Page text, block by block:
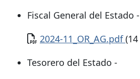
Fiscal General del Estado -
Documento
2024-11_OR_AG.pdf
Tesorero del Estado -